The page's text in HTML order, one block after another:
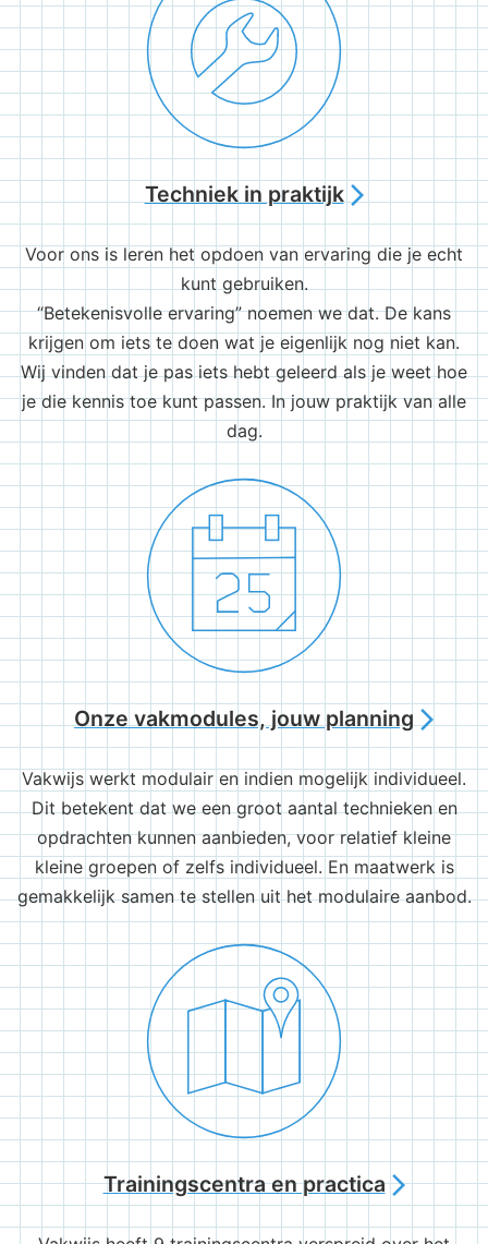
Techniek in praktijkarrow_forward_ios
Voor ons is leren het opdoen van ervaring die je echt
kunt gebruiken.
“Betekenisvolle ervaring” noemen we dat. De kans
krijgen om iets te doen wat je eigenlijk nog niet kan.
Wij vinden dat je pas iets hebt geleerd als je weet hoe
je die kennis toe kunt passen. In jouw praktijk van alle
dag.
Onze vakmodules, jouw planningarrow_forward_ios
Vakwijs werkt modulair en indien mogelijk individueel.
Dit betekent dat we een groot aantal technieken en
opdrachten kunnen aanbieden, voor relatief kleine
kleine groepen of zelfs individueel. En maatwerk is
gemakkelijk samen te stellen uit het modulaire aanbod.
Trainingscentra en practicaarrow_forward_ios